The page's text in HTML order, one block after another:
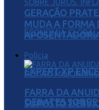
EXPERT XP
DEBATES
GERAÇÃO
MUDA A FORMA
Polícia
FARRA DA
SUPOSTO